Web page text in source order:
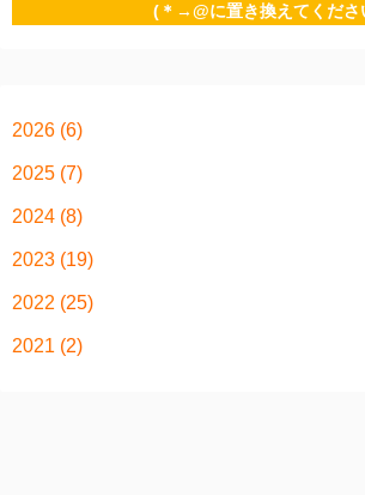
(＊→@に置き換えてくださ
2026 (6)
2025 (7)
2024 (8)
2023 (19)
2022 (25)
2021 (2)